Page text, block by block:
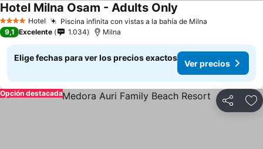
4 EstrellasHotel Piscina infinita con vistas a la bahía de Milna
Hotel Milna Osam - Adults Only
9,1 Excelente 1.034 Milna
Elige fechas para ver los precios exactos
Ver precios
Compartir
Opción destacada